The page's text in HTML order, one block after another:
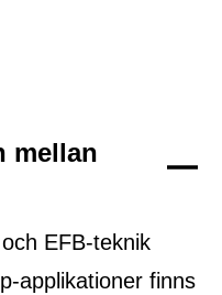
mellan
EFB-teknik
applikationer finns